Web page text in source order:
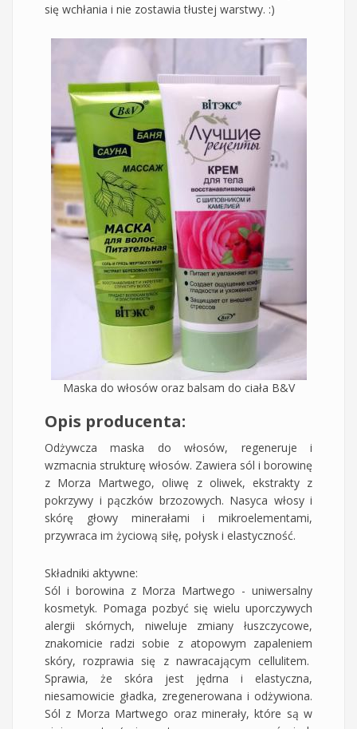
się wchłania i nie zostawia tłustej warstwy. :)
Maska do włosów oraz balsam do ciała B&V
Opis producenta:
Odżywcza maska do włosów, regeneruje i
wzmacnia strukturę włosów. Zawiera sól i borowinę
z Morza Martwego, oliwę z oliwek, ekstrakty z
pokrzywy i pączków brzozowych. Nasyca włosy i
skórę głowy minerałami i mikroelementami,
przywraca im życiową siłę, połysk i elastyczność.
Składniki aktywne:
Sól i borowina z Morza Martwego - uniwersalny
kosmetyk. Pomaga pozbyć się wielu uporczywych
alergii skórnych, niweluje zmiany łuszczycowe,
znakomicie radzi sobie z atopowym zapaleniem
skóry, rozprawia się z nawracającym cellulitem.
Sprawia, że skóra jest jędrna i elastyczna,
niesamowicie gładka, zregenerowana i odżywiona.
Sól z Morza Martwego oraz minerały, które są w